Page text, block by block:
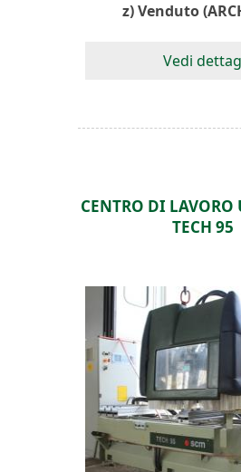
z) Venduto
Vedi
CENTRO DI LAVORO
TECH 95